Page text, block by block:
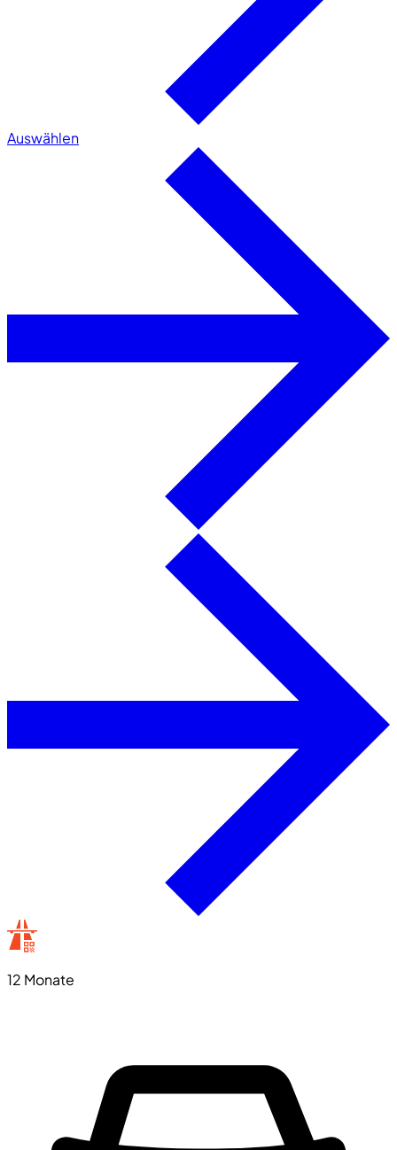
Auswählen
12 Monate